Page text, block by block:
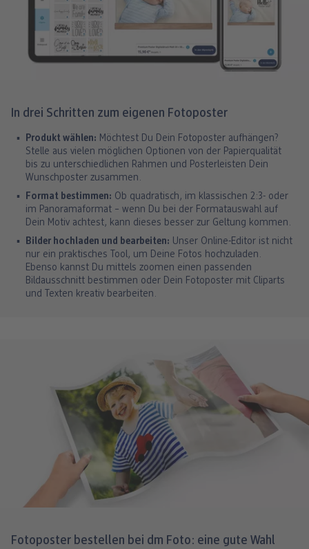
In drei Schritten zum eigenen Fotoposter
Produkt wählen: Möchtest Du Dein Fotoposter aufhängen?
Stelle aus vielen möglichen Optionen von der Papierqualität
bis zu unterschiedlichen Rahmen und Posterleisten Dein
Wunschposter zusammen.
Format bestimmen: Ob quadratisch, im klassischen 2:3- oder
im Panoramaformat – wenn Du bei der Formatauswahl auf
Dein Motiv achtest, kann dieses besser zur Geltung kommen.
Bilder hochladen und bearbeiten: Unser Online-Editor ist nicht
nur ein praktisches Tool, um Deine Fotos hochzuladen.
Ebenso kannst Du mittels zoomen einen passenden
Bildausschnitt bestimmen oder Dein Fotoposter mit Cliparts
und Texten kreativ bearbeiten.
Fotoposter bestellen bei dm Foto: eine gute Wahl